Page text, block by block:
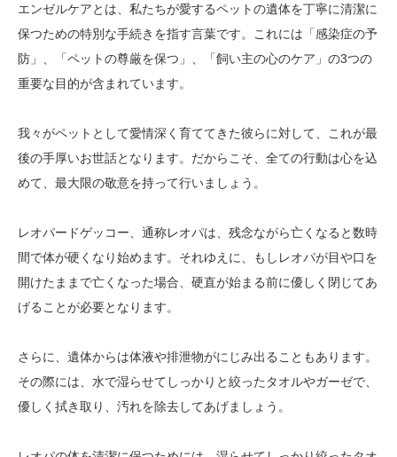
エンゼルケアとは、私たちが愛するペットの遺体を丁寧に清潔に
保つための特別な手続きを指す言葉です。これには「感染症の予
防」、「ペットの尊厳を保つ」、「飼い主の心のケア」の3つの
重要な目的が含まれています。
我々がペットとして愛情深く育ててきた彼らに対して、これが最
後の手厚いお世話となります。だからこそ、全ての行動は心を込
めて、最大限の敬意を持って行いましょう。
レオパードゲッコー、通称レオパは、残念ながら亡くなると数時
間で体が硬くなり始めます。それゆえに、もしレオパが目や口を
開けたままで亡くなった場合、硬直が始まる前に優しく閉じてあ
げることが必要となります。
さらに、遺体からは体液や排泄物がにじみ出ることもあります。
その際には、水で湿らせてしっかりと絞ったタオルやガーゼで、
優しく拭き取り、汚れを除去してあげましょう。